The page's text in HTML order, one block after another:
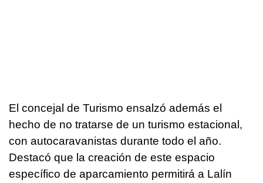
El concejal de Turismo ensalzó además el
hecho de no tratarse de un turismo estacional,
con autocaravanistas durante todo el año.
Destacó que la creación de este espacio
específico de aparcamiento permitirá a Lalín